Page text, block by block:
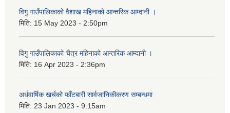
विगु गाउँपालिकाको वैशाख महिनाको आन्तरिक आम्दानी ।
मिति: 15 May 2023 - 2:50pm
विगु गाउँपालिकाको चैत्र महिनाको आन्तरिक आम्दानी ।
मिति: 16 Apr 2023 - 2:36pm
अर्धवार्षिक खर्चको फाँटबारी सार्वजानिकीकरण सम्बन्धमा
मिति: 23 Jan 2023 - 9:15am